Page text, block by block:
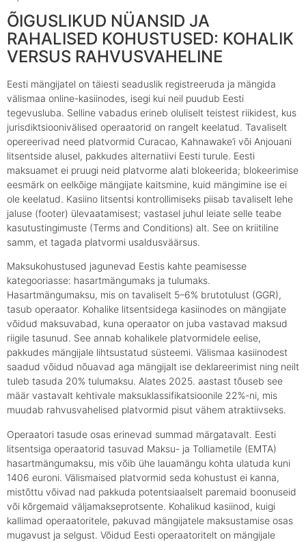
ÕIGUSLIKUD NÜANSID JA
RAHALISED KOHUSTUSED: KOHALIK
VERSUS RAHVUSVAHELINE
Eesti mängijatel on täiesti seaduslik registreeruda ja mängida
välismaa online-kasiinodes, isegi kui neil puudub Eesti
tegevusluba. Selline vabadus erineb oluliselt teistest riikidest, kus
jurisdiktsioonivälised operaatorid on rangelt keelatud. Tavaliselt
opereerivad need platvormid Curacao, Kahnawake’i või Anjouani
litsentside alusel, pakkudes alternatiivi Eesti turule. Eesti
maksuamet ei pruugi neid platvorme alati blokeerida; blokeerimise
eesmärk on eelkõige mängijate kaitsmine, kuid mängimine ise ei
ole keelatud. Kasiino litsentsi kontrollimiseks piisab tavaliselt lehe
jaluse (footer) ülevaatamisest; vastasel juhul leiate selle teabe
kasutustingimuste (Terms and Conditions) alt. See on kriitiline
samm, et tagada platvormi usaldusväärsus.
Maksukohustused jagunevad Eestis kahte peamisesse
kategooriasse: hasartmängumaks ja tulumaks.
Hasartmängumaksu, mis on tavaliselt 5–6% brutotulust (GGR),
tasub operaator. Kohalike litsentsidega kasiinodes on mängijate
võidud maksuvabad, kuna operaator on juba vastavad maksud
riigile tasunud. See annab kohalikele platvormidele eelise,
pakkudes mängijale lihtsustatud süsteemi. Välismaa kasiinodest
saadud võidud nõuavad aga mängijalt ise deklareerimist ning neilt
tuleb tasuda 20% tulumaksu. Alates 2025. aastast tõuseb see
määr vastavalt kehtivale maksuklassifikatsioonile 22%-ni, mis
muudab rahvusvahelised platvormid pisut vähem atraktiivseks.
Operaatori tasude osas erinevad summad märgatavalt. Eesti
litsentsiga operaatorid tasuvad Maksu- ja Tolliametile (EMTA)
hasartmängumaksu, mis võib ühe lauamängu kohta ulatuda kuni
1406 euroni. Välismaised platvormid seda kohustust ei kanna,
mistõttu võivad nad pakkuda potentsiaalselt paremaid boonuseid
või kõrgemaid väljamakseprotsente. Kohalikud kasiinod, kuigi
kallimad operaatoritele, pakuvad mängijatele maksustamise osas
mugavust ja selgust. Võidud Eesti operaatoritelt on mängijale